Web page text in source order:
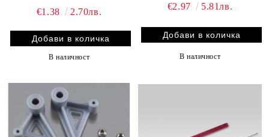
€1.38
2.70лв.
В наличност
€2.97
5.81лв.
В наличност